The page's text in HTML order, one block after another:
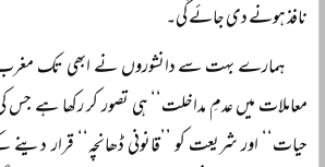
نافذ ہونے دی جائے گی۔
ہمارے بہت سے دانشوروں نے ابھی تک مغرب
معاملات میں عدمِ مداخلت‘‘ ہی تصور کر رکھا ہے جس
حیات‘‘ اور شریعت کو ’’قانونی ڈھانچہ‘‘ قرار